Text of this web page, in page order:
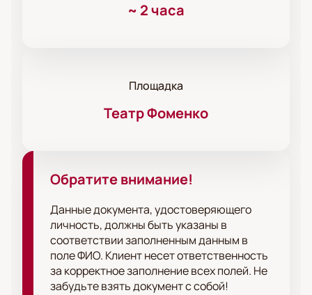
~ 2 часа
Площадка
Театр Фоменко
Обратите внимание!
Данные документа, удостоверяющего
личность, должны быть указаны в
соответствии заполненным данным в
поле ФИО. Клиент несет ответственность
за корректное заполнение всех полей. Не
забудьте взять документ с собой!